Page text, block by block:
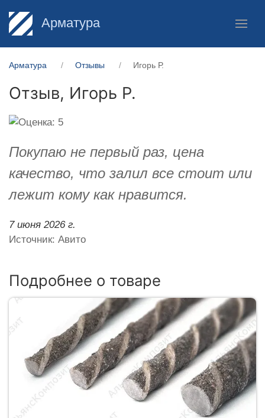
Арматура
Арматура Отзывы Игорь Р.
Отзыв, Игорь Р.
Покупаю не первый раз, цена
качество, что залил все стоит или
лежит кому как нравится.
7 июня 2026 г.
Источник: Авито
Подробнее о товаре